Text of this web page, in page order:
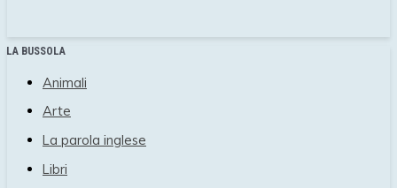
LA BUSSOLA
Animali
Arte
La parola inglese
Libri